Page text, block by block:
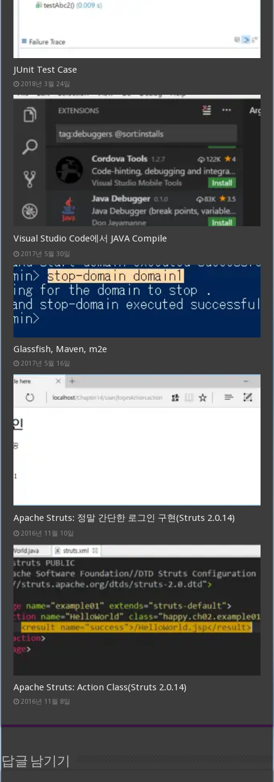
JUnit Test Case
2018년 3월 24일
Visual Studio Code에서 JAVA Compile
2017년 5월 30일
Glassfish, Maven, m2e
2017년 5월 16일
Apache Struts: 정말 간단한 로그인 구현(Struts 2.0.14)
2016년 11월 10일
Apache Struts: Action Class(Struts 2.0.14)
2016년 11월 8일
답글 남기기